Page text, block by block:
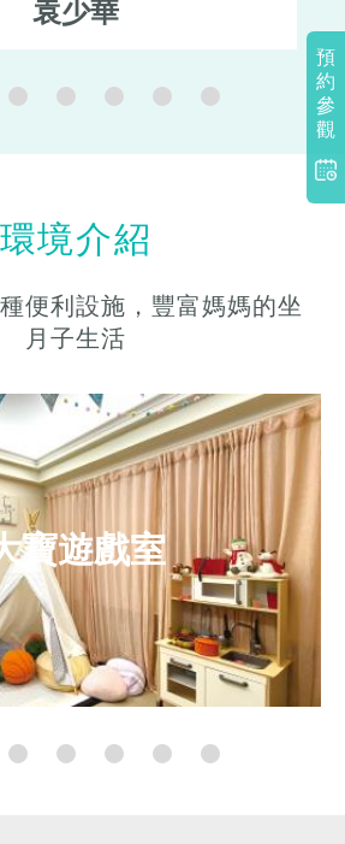
預
約
參
觀
袁少華
環境介紹
便利設施，豐富媽媽的坐
月子生活
寶遊戲室